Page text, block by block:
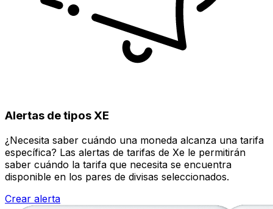
Alertas de tipos XE
¿Necesita saber cuándo una moneda alcanza una tarifa
específica? Las alertas de tarifas de Xe le permitirán
saber cuándo la tarifa que necesita se encuentra
disponible en los pares de divisas seleccionados.
Crear alerta